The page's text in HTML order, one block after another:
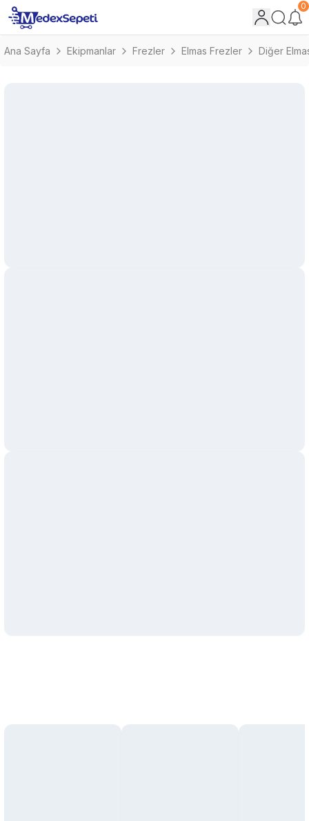
0
Ana Sayfa Ekipmanlar Frezler Elmas Frezler Diğer